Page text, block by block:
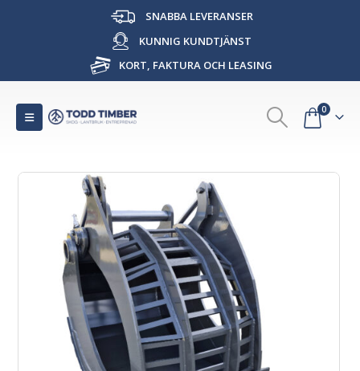
SNABBA LEVERANSER
KUNNIG KUNDTJÄNST
KORT, FAKTURA OCH LEASING
0